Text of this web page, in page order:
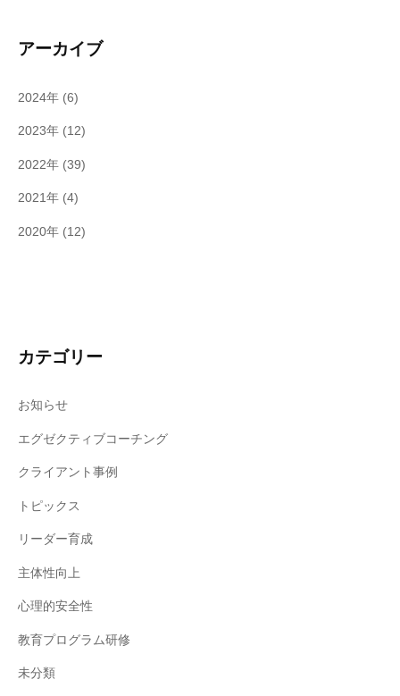
アーカイブ
2024年 (6)
2023年 (12)
2022年 (39)
2021年 (4)
2020年 (12)
カテゴリー
お知らせ
エグゼクティブコーチング
クライアント事例
トピックス
リーダー育成
主体性向上
心理的安全性
教育プログラム研修
未分類